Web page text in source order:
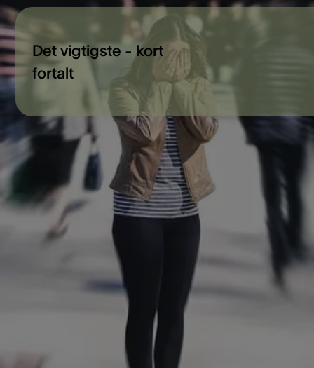
Det vigtigste - kort
fortalt
Er der bestemte lyde, der irriterer dig, eller kender du en
person, som har det sådan? Ikke at kunne tåle bestemte
betyder ikke, at man har problemer med hørelsen.
misofoni er faktisk psykologiske forstyrrelser, som kan
indskrænke en persons liv betydeligt. At blive overdrevent
bange eller irriteret, når nogen laver lyde, som opfattes som
ubehagelige, er ikke normal adfærd. Sygdommen kan
forårsage raseriudbrud, panikanfald og
du gerne vide mere om, hvad fonofobi og misofoni er? Så
fortsæt med at læse for at få mere at vide om
sygdommen, og hvordan den kan behandles.
Hvad er misofoni?